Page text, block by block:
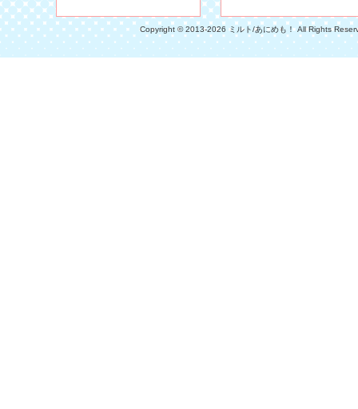
Copyright © 2013-2026 ミルト/あにめも！ All Rights